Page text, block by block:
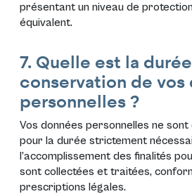
présentant un niveau de
équivalent.
7. Quelle est la
conservation de vos
personnelles ?
Vos données personnelles ne
pour la durée strictement
l’accomplissement des finalités
sont collectées et traitées,
prescriptions légales.